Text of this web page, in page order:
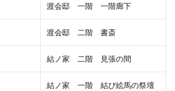
渡会邸 一階 一階廊下
渡会邸 二階 書斎
結ノ家 二階 見張の間
結ノ家 一階 結び絵馬の祭壇